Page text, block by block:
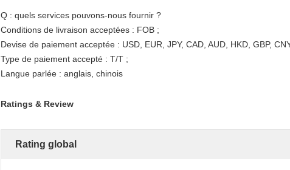
Q : quels services pouvons-nous fournir ?
Conditions de livraison acceptées : FOB ;
Devise de paiement acceptée : USD, EUR, JPY, CAD, AUD, HKD, GBP,
Type de paiement accepté : T/T ;
Langue parlée : anglais, chinois
Ratings & Review
Rating global